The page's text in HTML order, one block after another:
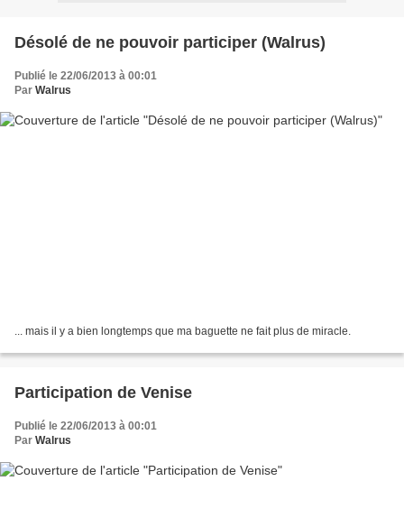
Désolé de ne pouvoir participer (Walrus)
Publié le 22/06/2013 à 00:01
Par Walrus
... mais il y a bien longtemps que ma baguette ne fait plus de miracle.
Participation de Venise
Publié le 22/06/2013 à 00:01
Par Walrus